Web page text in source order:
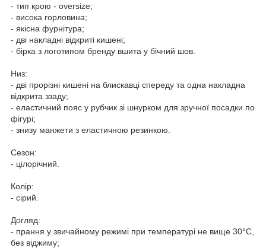
- тип крою - oversize;
- висока горловина;
- якісна фурнітура;
- дві накладні відкриті кишені;
- бірка з логотипом бренду вшита у бічний шов.
Низ:
- дві прорізні кишені на блискавці спереду та одна накладна
відкрита ззаду;
- еластичний пояс у рубчик зі шнурком для зручної посадки по
фігурі;
- знизу манжети з еластичною резинкою.
Сезон:
- цілорічний.
Колір:
- сірий.
Догляд:
- прання у звичайному режимі при температурі не вище 30°C,
без віджиму;